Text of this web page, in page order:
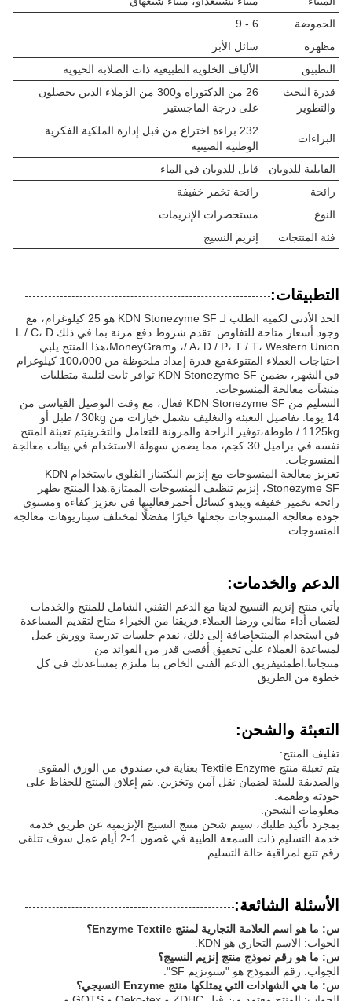
الحموضة
6 - 9
مظهره
سائل الأبر
التطبيق
الألياف الخلوية الطبيعية ذات الصلابة الحيوية
قدرة البحث
والتطوير
26 من الدكتوراه و300 من الزملاء الذين يحصلون
على درجة الماجستير
البراءات
232 براءة اختراع من قبل إدارة الملكية الفكرية
الوطنية الصينية
القابلية للذوبان
قابل للذوبان في الماء
رائحة
رائحة تخمر خفيفة
النوع
مستحضرات الإنزيمات
فئة المنتجات
إنزيم النسيج
التطبيقات:
الحد الأدنى لكمية الطلب لـ KDN Stonezyme SF هو 25 كيلوغرام، مع
وجود أسعار متاحة للتفاوض. تقدم شروط دفع مرنة بما في ذلك L / C، D
/ A، D / P، T / T، Western Union، وMoneyGram،هذا المنتج يلبي
احتياجات العملاء المتنوعةمع قدرة إمداد ملحوظة من 100،000 كيلوغرام
في الشهر، يضمن KDN Stonezyme SF توافر ثابت لتلبية متطلبات
منشآت معالجة المنسوجات.
التسليم من KDN Stonezyme SF فعال، مع وقت التوصيل القياسي من
14 يوما. تفاصيل التعبئة والتغليف تشمل خيارات من 30kg / طبل أو
1125kg / طوطة،توفير الراحة والمرونة للتعامل والتخزينيتم تعبئة المنتج
نفسه في براميل 30 كجم، مما يضمن سهولة الاستخدام في بيئات معالجة
المنسوجات.
تعزيز معالجة المنسوجات مع إنزيم البكتيناز القلوي باستخدام KDN
Stonezyme SF، إنزيم تنظيف المنسوجات الممتازة.هذا المنتج يظهر
رائحة تخمير خفيفة ويبدو كسائل أحمرفعاليتها في تعزيز كفاءة ومستوى
جودة معالجة المنسوجات تجعلها خيارًا مفضلًا لمختلف سيناريوهات معالجة
المنسوجات.
الدعم والخدمات:
يأتي منتج إنزيم النسيج لدينا مع الدعم التقني الشامل للمنتج والخدمات
لضمان أداء مثالي ورضا العملاء.فريقنا من الخبراء متاح لتقديم المساعدة
في استخدام المنتجإضافة إلى ذلك، نقدم جلسات تدريبية وورش عمل
لمساعدة العملاء على تحقيق أقصى قدر من الفوائد من
منتجاتنا.اطمئنيفريق الدعم الفني الخاص بنا ملتزم بمساعدتك في كل
خطوة من الطريق
التعبئة والشحن:
تغليف المنتج:
يتم تعبئة منتج Textile Enzyme بعناية في صندوق من الورق المقوى
والصديقة للبيئة لضمان نقل آمن وتخزين. يتم إغلاق المنتج للحفاظ على
جودته وطعمه.
معلومات الشحن:
بمجرد تأكيد طلبك، سيتم شحن منتج النسيج الإنزيمية عن طريق خدمة
خدمة التسليم ذات السمعة الطيبة في غضون 1-2 أيام عمل.سوف تتلقى
رقم تتبع لمراقبة حالة التسليم.
الأسئلة الشائعة:
س: ما هو اسم العلامة التجارية لمنتج Enzyme Textile؟
الجواب: الاسم التجاري هو KDN.
س: ما هو رقم نموذج منتج إنزيم النسيج؟
الجواب: رقم النموذج هو "ستونزيم SF".
س: ما هي الشهادات التي يمتلكها منتج Enzyme النسيجي؟